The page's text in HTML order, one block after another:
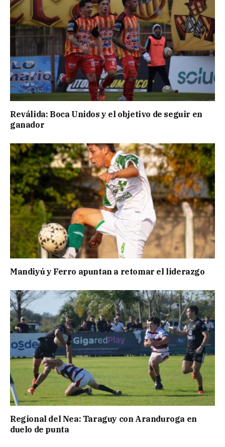
Reválida: Boca Unidos y el objetivo de seguir en
ganador
Mandiyú y Ferro apuntan a retomar el liderazgo
Regional del Nea: Taraguy con Aranduroga en
duelo de punta